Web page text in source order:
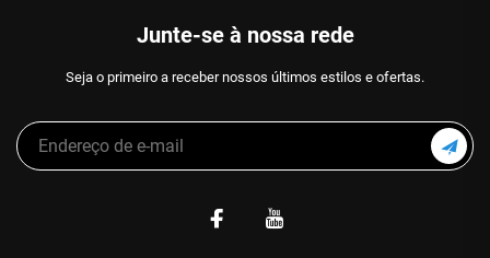
Junte-se à nossa rede
Seja o primeiro a receber nossos últimos estilos e ofertas.